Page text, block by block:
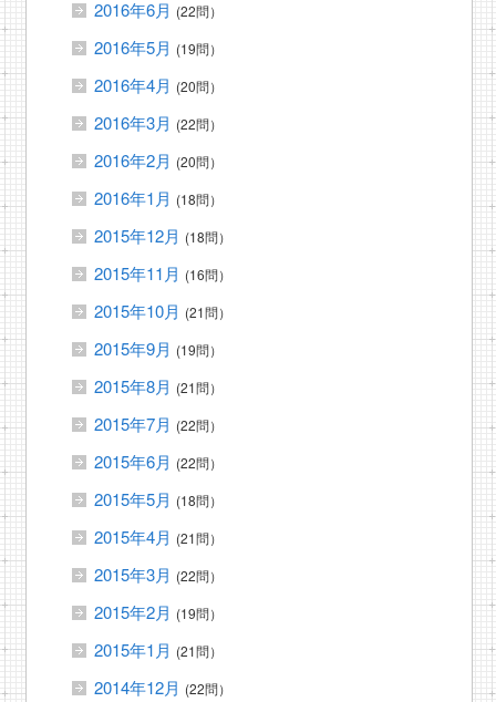
2016年6月 (22問）
2016年5月 (19問）
2016年4月 (20問）
2016年3月 (22問）
2016年2月 (20問）
2016年1月 (18問）
2015年12月 (18問）
2015年11月 (16問）
2015年10月 (21問）
2015年9月 (19問）
2015年8月 (21問）
2015年7月 (22問）
2015年6月 (22問）
2015年5月 (18問）
2015年4月 (21問）
2015年3月 (22問）
2015年2月 (19問）
2015年1月 (21問）
2014年12月 (22問）